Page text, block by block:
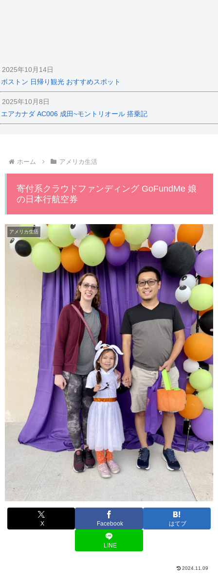
2025年10月14日
ボストン 日帰り観光 おすすめスポット
2025年10月8日
エアカナダ AC006 成田~モントリオール 搭乗記
ホーム アメリカ生活
寄付系クラウドファンディング GoFundMe 娘
の日本行航空券
アメリカ生活
X Facebook はてブ
LINE
2024.11.09